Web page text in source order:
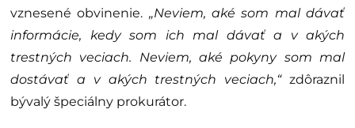
vznesené obvinenie. „Neviem, aké som mal dávať
informácie, kedy som ich mal dávať a v akých
trestných veciach. Neviem, aké pokyny som mal
dostávať a v akých trestných veciach,“zdôraznil
bývalý špeciálny prokurátor.